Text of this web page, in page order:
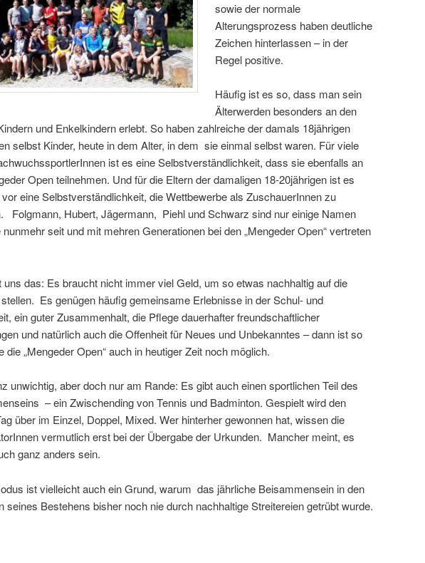
sowie der normale
Alterungsprozess haben deutliche
Zeichen hinterlassen – in der
Regel positive.
Häufig ist es so, dass man sein
Älterwerden besonders an den
und Enkelkindern erlebt. So haben zahlreiche der damals 18jährigen
selbst Kinder, heute in dem Alter, in dem sie einmal selbst waren. Für viele
ist es eine Selbstverständlichkeit, dass sie ebenfalls an
Open teilnehmen. Und für die Eltern der damaligen 18-20jährigen ist es
eine Selbstverständlichkeit, die Wettbewerbe als ZuschauerInnen zu
Folgmann, Hubert, Jägermann, Piehl und Schwarz sind nur einige Namen
nunmehr seit und mit mehren Generationen bei den „Mengeder Open“ vertreten
uns das: Es braucht nicht immer viel Geld, um so etwas nachhaltig auf die
Es genügen häufig gemeinsame Erlebnisse in der Schul- und
ein guter Zusammenhalt, die Pflege dauerhafter freundschaftlicher
und natürlich auch die Offenheit für Neues und Unbekanntes – dann ist so
die „Mengeder Open“ auch in heutiger Zeit noch möglich.
unwichtig, aber doch nur am Rande: Es gibt auch einen sportlichen Teil des
– ein Zwischending von Tennis und Badminton. Gespielt wird den
über im Einzel, Doppel, Mixed. Wer hinterher gewonnen hat, wissen die
vermutlich erst bei der Übergabe der Urkunden. Mancher meint, es
ganz anders sein.
ist vielleicht auch ein Grund, warum das jährliche Beisammensein in den
seines Bestehens bisher noch nie durch nachhaltige Streitereien getrübt wurde.